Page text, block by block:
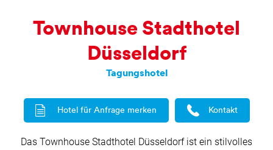
Townhouse Stadthotel
Düsseldorf
Tagungshotel
Hotel für Anfrage merken Kontakt
Das Townhouse Stadthotel Düsseldorf ist ein stilvolles